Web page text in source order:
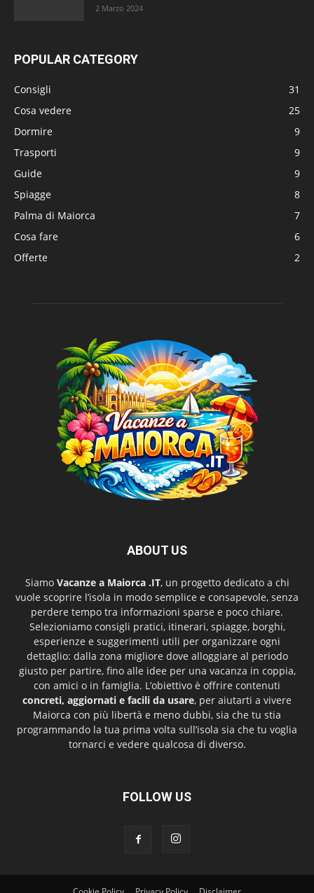
2 Marzo 2024
POPULAR CATEGORY
Consigli
31
Cosa vedere
25
Dormire
9
Trasporti
9
Guide
9
Spiagge
8
Palma di Maiorca
7
Cosa fare
6
Offerte
2
ABOUT US
Siamo Vacanze a Maiorca .IT, un progetto dedicato a chi
vuole scoprire l’isola in modo semplice e consapevole, senza
perdere tempo tra informazioni sparse e poco chiare.
Selezioniamo consigli pratici, itinerari, spiagge, borghi,
esperienze e suggerimenti utili per organizzare ogni
dettaglio: dalla zona migliore dove alloggiare al periodo
giusto per partire, fino alle idee per una vacanza in coppia,
con amici o in famiglia. L’obiettivo è offrire contenuti
concreti, aggiornati e facili da usare, per aiutarti a vivere
Maiorca con più libertà e meno dubbi, sia che tu stia
programmando la tua prima volta sull’isola sia che tu voglia
tornarci e vedere qualcosa di diverso.
FOLLOW US